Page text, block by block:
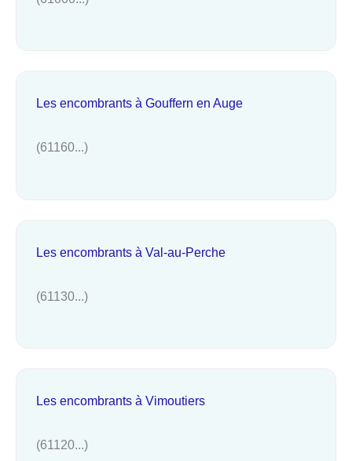
Les encombrants à Gouffern en Auge
(61160...)
Les encombrants à Val-au-Perche
(61130...)
Les encombrants à Vimoutiers
(61120...)